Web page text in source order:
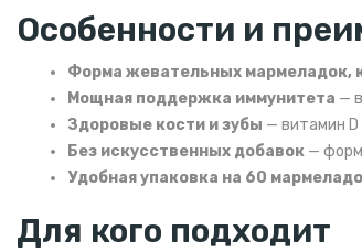
Особенности и
Форма жевательных мармеладок,
Мощная поддержка иммунитета —
Здоровые кости и зубы — витамин D
Без искусственных добавок —
Удобная упаковка на 60
Для кого подходит